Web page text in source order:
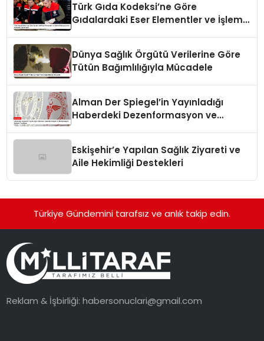
Türk Gıda Kodeksi’ne Göre
Gıdalardaki Eser Elementler ve İşleme
Dünya Sağlık Örgütü Verilerine Göre
Tütün Bağımlılığıyla Mücadele
Alman Der Spiegel’in Yayınladığı
Haberdeki Dezenformasyon ve
Eskişehir’e Yapılan Sağlık Ziyareti ve
Aile Hekimliği Destekleri
Türkiye Gündemini tarafsız ve anlık takip edin.
Reklam & İşbirliği:habersonuclari@gmail.com